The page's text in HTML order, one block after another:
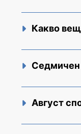
Какво
Седмичен
Август